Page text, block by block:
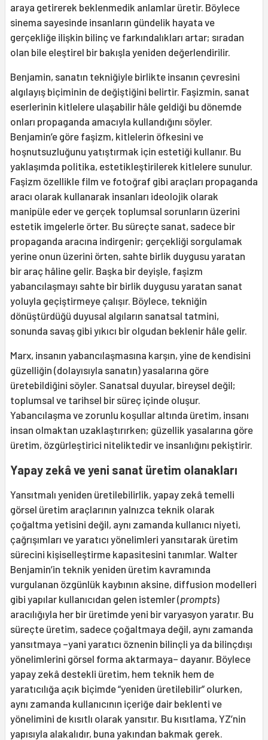
araya getirerek beklenmedik anlamlar üretir. Böylece
sinema sayesinde insanların gündelik hayata ve
gerçekliğe ilişkin bilinç ve farkındalıkları artar; sıradan
olan bile eleştirel bir bakışla yeniden değerlendirilir.
Benjamin, sanatın tekniğiyle birlikte insanın çevresini
algılayış biçiminin de değiştiğini belirtir. Faşizmin, sanat
eserlerinin kitlelere ulaşabilir hâle geldiği bu dönemde
onları propaganda amacıyla kullandığını söyler.
Benjamin’e göre faşizm, kitlelerin öfkesini ve
hoşnutsuzluğunu yatıştırmak için estetiği kullanır. Bu
yaklaşımda politika, estetikleştirilerek kitlelere sunulur.
Faşizm özellikle film ve fotoğraf gibi araçları propaganda
aracı olarak kullanarak insanları ideolojik olarak
manipüle eder ve gerçek toplumsal sorunların üzerini
estetik imgelerle örter. Bu süreçte sanat, sadece bir
propaganda aracına indirgenir; gerçekliği sorgulamak
yerine onun üzerini örten, sahte birlik duygusu yaratan
bir araç hâline gelir. Başka bir deyişle, faşizm
yabancılaşmayı sahte bir birlik duygusu yaratan sanat
yoluyla geçiştirmeye çalışır. Böylece, tekniğin
dönüştürdüğü duyusal algıların sanatsal tatmini,
sonunda savaş gibi yıkıcı bir olgudan beklenir hâle gelir.
Marx, insanın yabancılaşmasına karşın, yine de kendisini
güzelliğin (dolayısıyla sanatın) yasalarına göre
üretebildiğini söyler. Sanatsal duyular, bireysel değil;
toplumsal ve tarihsel bir süreç içinde oluşur.
Yabancılaşma ve zorunlu koşullar altında üretim, insanı
insan olmaktan uzaklaştırırken; güzellik yasalarına göre
üretim, özgürleştirici niteliktedir ve insanlığını pekiştirir.
Yapay zekâ ve yeni sanat üretim olanakları
Yansıtmalı yeniden üretilebilirlik, yapay zekâ temelli
görsel üretim araçlarının yalnızca teknik olarak
çoğaltma yetisini değil, aynı zamanda kullanıcı niyeti,
çağrışımları ve yaratıcı yönelimleri yansıtarak üretim
sürecini kişiselleştirme kapasitesini tanımlar. Walter
Benjamin’in teknik yeniden üretim kavramında
vurgulanan özgünlük kaybının aksine, diffusion modelleri
gibi yapılar kullanıcıdan gelen istemler (prompts)
aracılığıyla her bir üretimde yeni bir varyasyon yaratır. Bu
süreçte üretim, sadece çoğaltmaya değil, aynı zamanda
yansıtmaya –yani yaratıcı öznenin bilinçli ya da bilinçdışı
yönelimlerini görsel forma aktarmaya– dayanır. Böylece
yapay zekâ destekli üretim, hem teknik hem de
yaratıcılığa açık biçimde “yeniden üretilebilir” olurken,
aynı zamanda kullanıcının içeriğe dair beklenti ve
yönelimini de kısıtlı olarak yansıtır. Bu kısıtlama, YZ’nin
yapısıyla alakalıdır, buna yakından bakmak gerek.